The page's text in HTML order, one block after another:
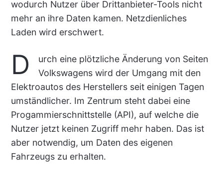
wodurch Nutzer über Drittanbieter-Tools nicht
mehr an ihre Daten kamen. Netzdienliches
Laden wird erschwert.
D
urch eine plötzliche Änderung von Seiten
Volkswagens wird der Umgang mit den
Elektroautos des Herstellers seit einigen Tagen
umständlicher. Im Zentrum steht dabei eine
Progammierschnittstelle (API), auf welche die
Nutzer jetzt keinen Zugriff mehr haben. Das ist
aber notwendig, um Daten des eigenen
Fahrzeugs zu erhalten.